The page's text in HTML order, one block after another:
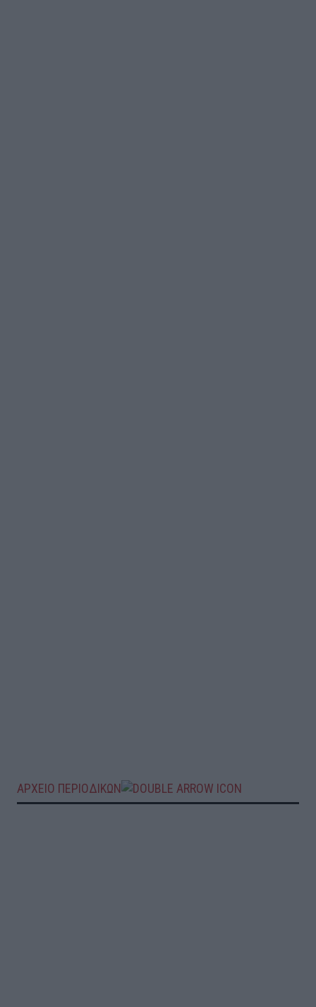
ΑΡΧΕΙΟ ΠΕΡΙΟΔΙΚΩΝ